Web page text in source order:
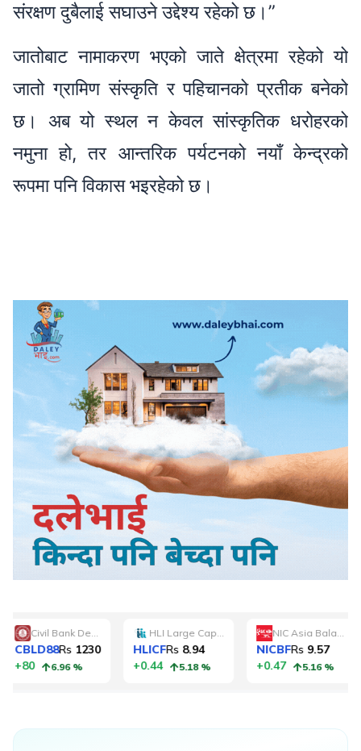
संरक्षण दुबैलाई सघाउने उद्देश्य रहेको छ।”
जातोबाट नामाकरण भएको जाते क्षेत्रमा रहेको यो
जातो ग्रामिण संस्कृति र पहिचानको प्रतीक बनेको
छ। अब यो स्थल न केवल सांस्कृतिक धरोहरको
नमुना हो, तर आन्तरिक पर्यटनको नयाँ केन्द्रको
रूपमा पनि विकास भइरहेको छ।